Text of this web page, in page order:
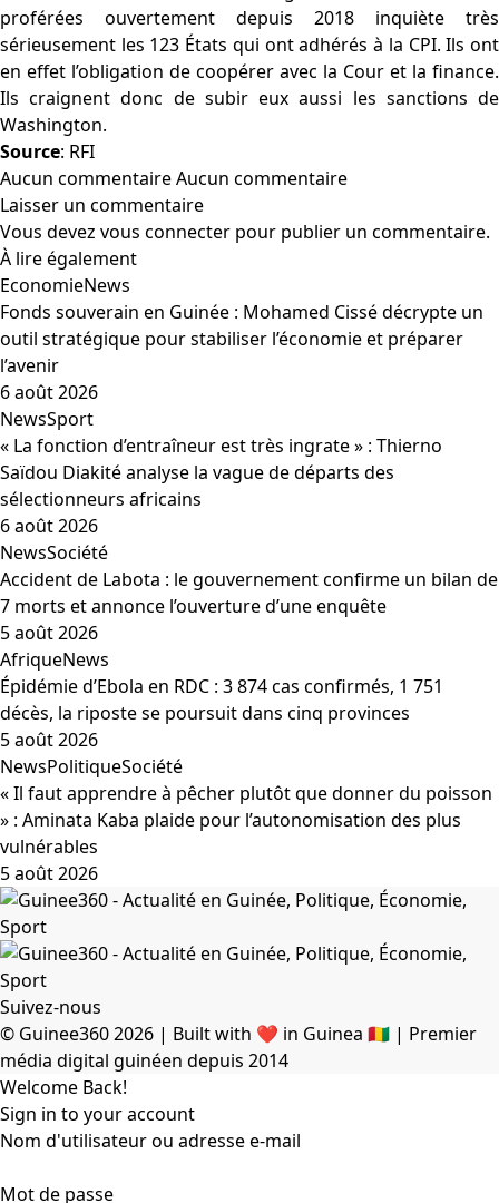
proférées ouvertement depuis 2018 inquiète très
sérieusement les 123 États qui ont adhérés à la CPI. Ils ont
en effet l’obligation de coopérer avec la Cour et la finance.
Ils craignent donc de subir eux aussi les sanctions de
Washington.
Source: RFI
Aucun commentaireAucun commentaire
Laisser un commentaire
Vous devez vous connecter pour publier un commentaire.
À lire également
EconomieNews
Fonds souverain en Guinée : Mohamed Cissé décrypte un
outil stratégique pour stabiliser l’économie et préparer
l’avenir
6 août 2026
NewsSport
« La fonction d’entraîneur est très ingrate » : Thierno
Saïdou Diakité analyse la vague de départs des
sélectionneurs africains
6 août 2026
NewsSociété
Accident de Labota : le gouvernement confirme un bilan de
7 morts et annonce l’ouverture d’une enquête
5 août 2026
AfriqueNews
Épidémie d’Ebola en RDC : 3 874 cas confirmés, 1 751
décès, la riposte se poursuit dans cinq provinces
5 août 2026
NewsPolitiqueSociété
« Il faut apprendre à pêcher plutôt que donner du poisson
» : Aminata Kaba plaide pour l’autonomisation des plus
vulnérables
5 août 2026
Suivez-nous
© Guinee360 2026 | Built with ❤️ in Guinea 🇬🇳 | Premier
média digital guinéen depuis 2014
Welcome Back!
Sign in to your account
Nom d'utilisateur ou adresse e-mail
Mot de passe